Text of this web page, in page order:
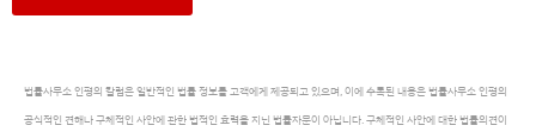
법률사무소 인평의 칼럼은 일반적인 법률 정보를 고객에게 제공되고 있으며, 이에 수록된 내용은 법률사무소 인평의
공식적인 견해나 구체적인 사안에 관한 법적인 효력을 지닌 법률자문이 아닙니다. 구체적인 사안에 대한 법률의견이